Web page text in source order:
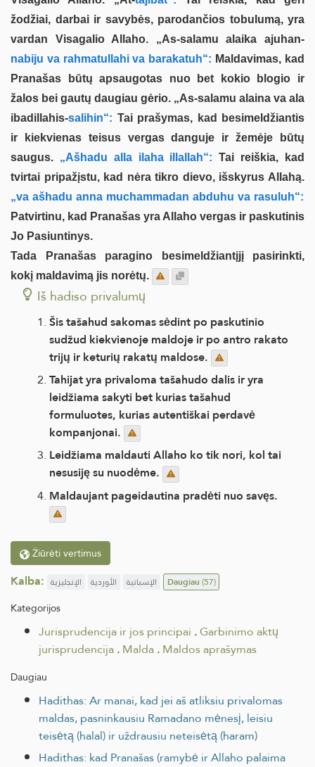
žodžiai, darbai ir savybės, parodančios tobulumą, yra
vardan Visagalio Allaho. „As-salamu alaika ajuhan-
nabiju va rahmatullahi va barakatuh“: Maldavimas, kad
Pranašas būtų apsaugotas nuo bet kokio blogio ir
žalos bei gautų daugiau gėrio. „As-salamu alaina va ala
ibadillahis-salihin“: Tai prašymas, kad besimeldžiantis
ir kiekvienas teisus vergas danguje ir žemėje būtų
saugus. „Ašhadu alla ilaha illallah“: Tai reiškia, kad
tvirtai pripažįstu, kad nėra tikro dievo, išskyrus Allahą.
„va ašhadu anna muchammadan abduhu va rasuluh“:
Patvirtinu, kad Pranašas yra Allaho vergas ir paskutinis
Jo Pasiuntinys.
Tada Pranašas paragino besimeldžiantįjį pasirinkti,
kokį maldavimą jis norėtų.
Iš hadiso privalumų
Šis tašahud sakomas sėdint po paskutinio
sudžud kiekvienoje maldoje ir po antro rakato
trijų ir keturių rakatų maldose.
Tahijat yra privaloma tašahudo dalis ir yra
leidžiama sakyti bet kurias tašahud
formuluotes, kurias autentiškai perdavė
kompanjonai.
Leidžiama maldauti Allaho ko tik nori, kol tai
nesusiję su nuodėme.
Maldaujant pageidautina pradėti nuo savęs.
Žiūrėti vertimus
Kalba: الإنجليزية الأوردية الإسبانية Daugiau(57)
Kategorijos
Jurisprudencija ir jos principai .Garbinimo aktų
jurisprudencija.Malda.Maldos aprašymas
Daugiau
Hadithas: Ar manai, kad jei aš atliksiu privalomas
maldas, pasninkausiu Ramadano mėnesį, leisiu
teisėtą (halal) ir uždrausiu neteisėtą (haram)
Hadithas: kad Pranašas (ramybė ir Allaho palaima